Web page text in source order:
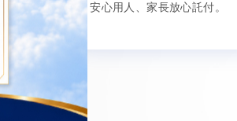
安心用人、家長放心託付。